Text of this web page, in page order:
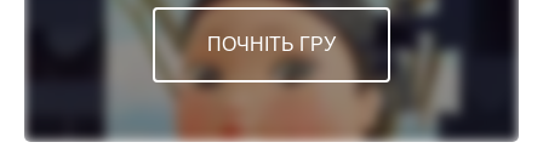
ПОЧНІТЬ ГРУ